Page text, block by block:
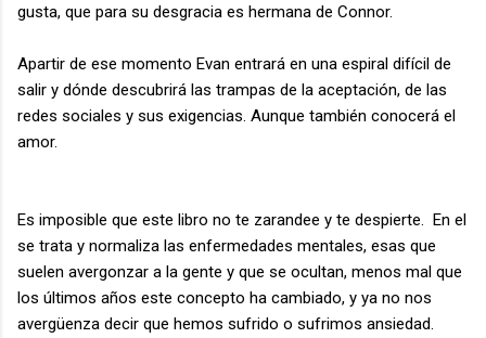
gusta, que para su desgracia es hermana de Connor.
Apartir de ese momento Evan entrará en una espiral difícil de
salir y dónde descubrirá las trampas de la aceptación, de las
redes sociales y sus exigencias. Aunque también conocerá el
amor.
Es imposible que este libro no te zarandee y te despierte. En el
se trata y normaliza las enfermedades mentales, esas que
suelen avergonzar a la gente y que se ocultan, menos mal que
los últimos años este concepto ha cambiado, y ya no nos
avergüenza decir que hemos sufrido o sufrimos ansiedad.